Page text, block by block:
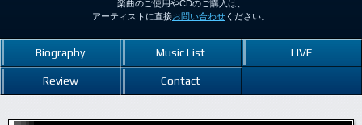
楽曲のご使用やCDのご購入は、
アーティストに直接お問い合わせ ください。
Biography Music List LIVE
Review Contact